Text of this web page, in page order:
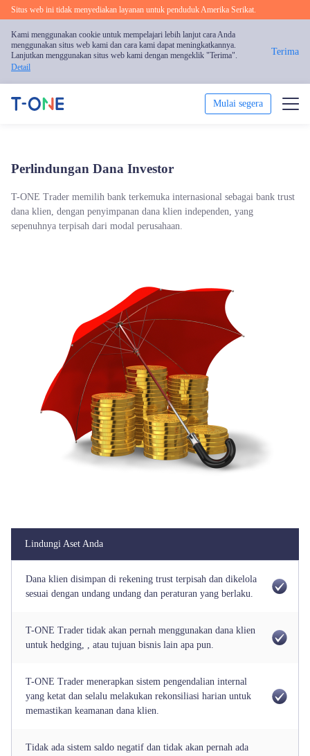
Situs web ini tidak menyediakan layanan untuk penduduk Amerika Serikat.
Kami menggunakan cookie untuk mempelajari lebih lanjut cara Anda
menggunakan situs web kami dan cara kami dapat meningkatkannya.
Lanjutkan menggunakan situs web kami dengan mengeklik "Terima".
Detail
Terima
Mulai segera
Platform
Pendidikan
Trader
Perlindungan Dana Investor
T-ONE Trader memilih bank terkemuka internasional sebagai bank trust
dana klien, dengan penyimpanan dana klien independen, yang
sepenuhnya terpisah dari modal perusahaan.
Lindungi Aset Anda
Dana klien disimpan di rekening trust terpisah dan dikelola
sesuai dengan undang undang dan peraturan yang berlaku.
T-ONE Trader tidak akan pernah menggunakan dana klien
untuk hedging, , atau tujuan bisnis lain apa pun.
T-ONE Trader menerapkan sistem pengendalian internal
yang ketat dan selalu melakukan rekonsiliasi harian untuk
memastikan keamanan dana klien.
Tidak ada sistem saldo negatif dan tidak akan pernah ada